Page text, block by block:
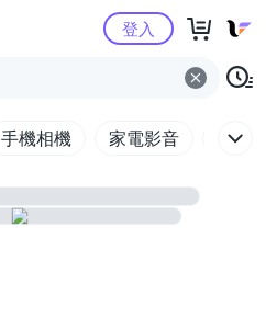
Yahoo購物中心
登入
手機相機 家電影音 電腦